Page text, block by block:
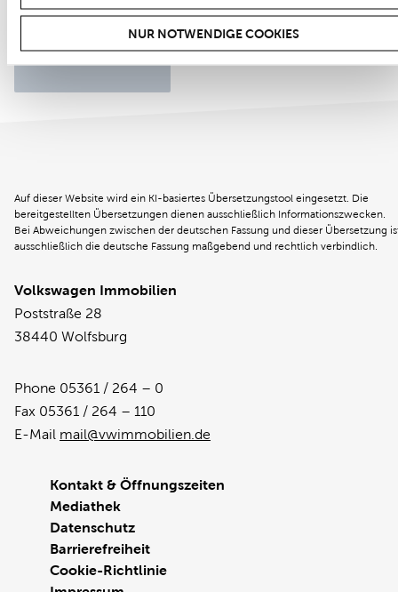
NUR NOTWENDIGE COOKIES
Auf dieser Website wird ein KI-basiertes Übersetzungstool eingesetzt. Die
bereitgestellten Übersetzungen dienen ausschließlich Informationszwecken.
Bei Abweichungen zwischen der deutschen Fassung und dieser Übersetzung
ausschließlich die deutsche Fassung maßgebend und rechtlich verbindlich.
Volkswagen Immobilien
Poststraße 28
38440 Wolfsburg
Phone 05361 / 264 – 0
Fax 05361 / 264 – 110
E-Mail mail@vwimmobilien.de
Kontakt & Öffnungszeiten
Mediathek
Datenschutz
Barrierefreiheit
Cookie-Richtlinie